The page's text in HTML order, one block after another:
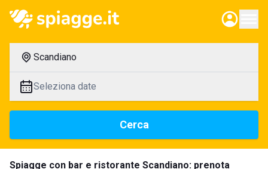
Scandiano
Seleziona date
Cerca
Spiagge con bar e ristorante Scandiano: prenota